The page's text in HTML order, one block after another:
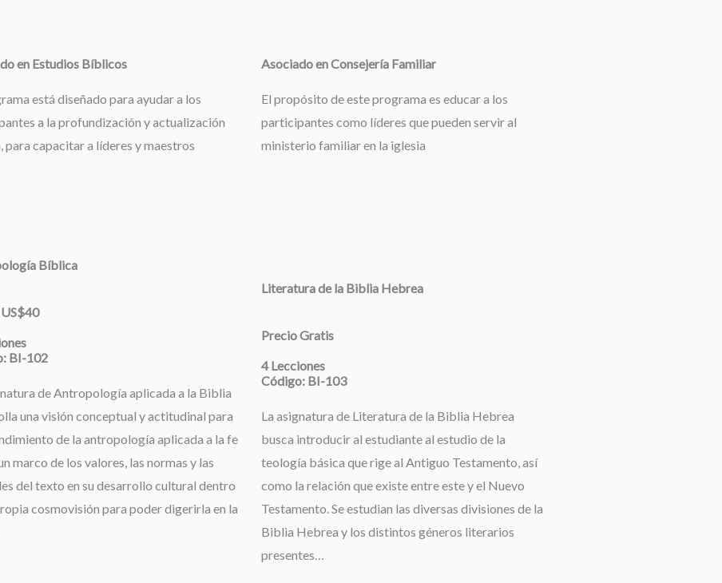
en Estudios Bíblicos
está diseñado para ayudar a los
a la profundización y actualización
para capacitar a líderes y maestros
Asociado en Consejería Familiar
El propósito de este programa es educar a los
participantes como líderes que pueden servir al
ministerio familiar en la iglesia
Bíblica
BI-102
de Antropología aplicada a la Biblia
una visión conceptual y actitudinal para
de la antropología aplicada a la fe
marco de los valores, las normas y las
del texto en su desarrollo cultural dentro
cosmovisión para poder digerirla en la
Literatura de la Biblia Hebrea
Precio Gratis
4 Lecciones
Código: BI-103
La asignatura de Literatura de la Biblia Hebrea
busca introducir al estudiante al estudio de la
teología básica que rige al Antiguo Testamento, así
como la relación que existe entre este y el Nuevo
Testamento. Se estudian las diversas divisiones de la
Biblia Hebrea y los distintos géneros literarios
presentes…